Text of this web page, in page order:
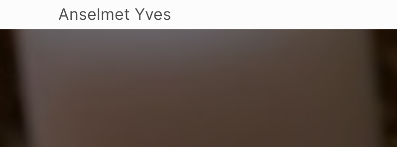
Anselmet Yves